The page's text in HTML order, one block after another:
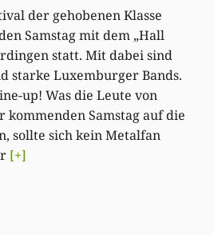
der gehobenen Klasse
Samstag mit dem „Hall
statt. Mit dabei sind
starke Luxemburger Bands.
up! Was die Leute von
kommenden Samstag auf die
sollte sich kein Metalfan
[+]